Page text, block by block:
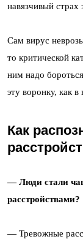
навязчивый страх
Сам вирус
то критической
ним надо
эту воронку, как в
Как
— Люди стали
расстройствами?
— Тревожные